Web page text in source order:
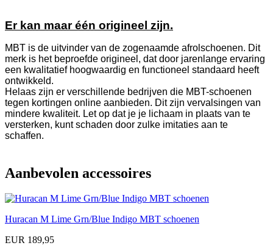
Er kan maar één origineel zijn.
MBT is de uitvinder van de zogenaamde afrolschoenen. Dit
merk is het beproefde origineel, dat door jarenlange ervaring
een kwalitatief hoogwaardig en functioneel standaard heeft
ontwikkeld.
Helaas zijn er verschillende bedrijven die MBT-schoenen
tegen kortingen online aanbieden. Dit zijn vervalsingen van
mindere kwaliteit. Let op dat je je lichaam in plaats van te
versterken, kunt schaden door zulke imitaties aan te
schaffen.
Aanbevolen accessoires
Huracan M Lime Grn/Blue Indigo MBT schoenen
EUR 189,95